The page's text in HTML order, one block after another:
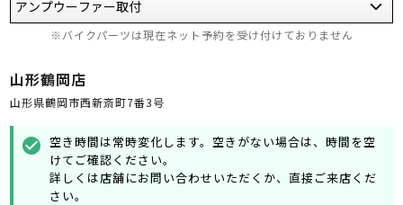
※バイクパーツは現在ネット予約を受け付けておりません
山形鶴岡店
山形県鶴岡市西新斎町7番3号
check_circle 空き時間は常時変化します。空きがない場合は、時間を空
けてご確認ください。
詳しくは店舗にお問い合わせいただくか、直接ご来店くだ
さい。